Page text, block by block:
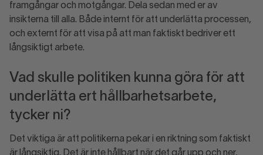
framgångar och motgångar. Dela sedan med er av
insikterna till alla. Både internt för att underlätta processen,
och externt för att visa på att man faktiskt bedriver ett
långsiktigt arbete.
Vad skulle politiken kunna göra för att
underlätta ert hållbarhetsarbete,
tycker ni?
Det viktiga är att politikerna pekar i en riktning som faktiskt
är långsiktig. Det är inte hållbart när det går upp och ner,